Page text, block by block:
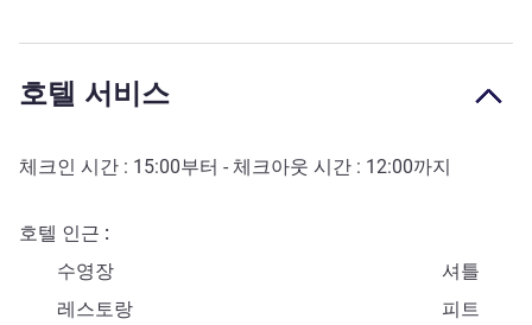
호텔 서비스
체크인 시간 : 15:00부터 - 체크아웃 시간 : 12:00까지
호텔 인근
수영장
셔틀
레스토랑
피트